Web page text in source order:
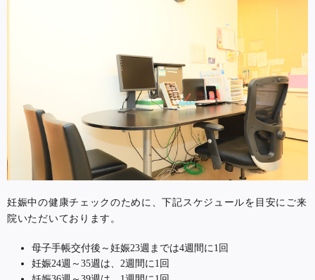
妊娠中の健康チェックのために、下記スケジュールを目安にご来
院いただいております。
母子手帳交付後～妊娠23週までは4週間に1回
妊娠24週～35週は、2週間に1回